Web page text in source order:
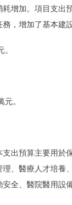
增加。項目支出
，增加了基本建
。
預算主要用於
、醫療人才培養
全、醫院醫用設